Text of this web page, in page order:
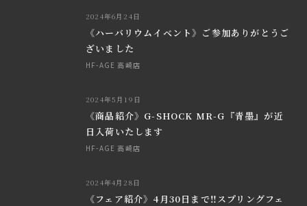
2024年6月24日
《ハーバリウムイベント》ご参加ありがとうご
ざいました
HF-AGE 高崎店
2024年5月19日
《商品紹介》G-SHOCK MR-G『青墨』が近
日入荷いたします
HF-AGE 高崎店
2024年4月28日
《フェア紹介》4月30日まで‼︎スプリングフェ